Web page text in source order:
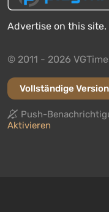
Advertise on this site.
© 2011 - 2026
Vollständige Version
Push-
Aktivieren